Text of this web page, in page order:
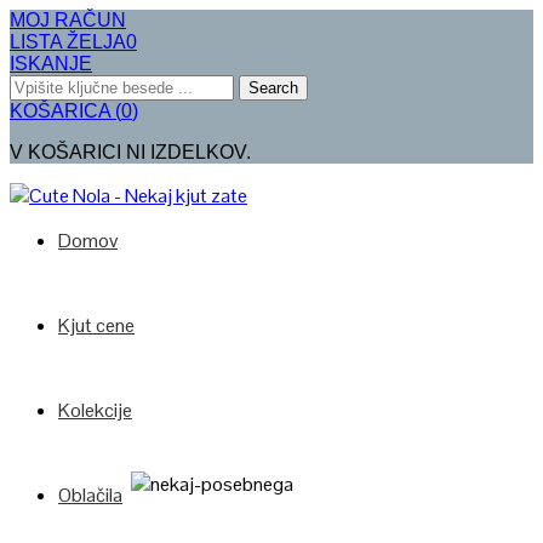
MOJ RAČUN
LISTA ŽELJA0
ISKANJE
Search
KOŠARICA (0)
V KOŠARICI NI IZDELKOV.
Domov
Kjut cene
Kolekcije
Oblačila